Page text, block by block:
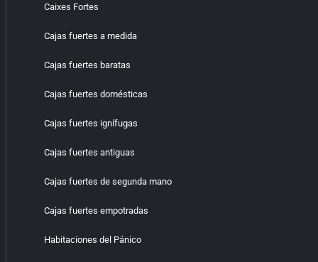
Caixes Fortes
Cajas fuertes a medida
Cajas fuertes baratas
Cajas fuertes domésticas
Cajas fuertes ignífugas
Cajas fuertes antiguas
Cajas fuertes de segunda mano
Cajas fuertes empotradas
Habitaciones del Pánico